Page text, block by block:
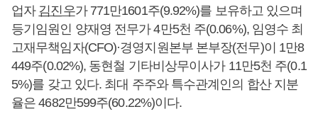
업자 김진우가 771만1601주(9.92%)를 보유하고 있으며
등기임원인 양재영 전무가 4만5천 주(0.06%), 임영수 최
고재무책임자(CFO)·경영지원본부 본부장(전무)이 1만8
449주(0.02%), 동현철 기타비상무이사가 11만5천 주(0.1
5%)를 갖고 있다. 최대 주주와 특수관계인의 합산 지분
율은 4682만599주(60.22%)이다.